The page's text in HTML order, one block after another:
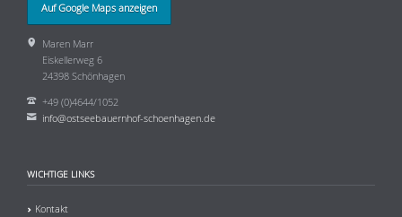
Auf Google Maps anzeigen
Maren Marr
Eiskellerweg 6
24398 Schönhagen
+49 (0)4644/1052
info@ostseebauernhof-schoenhagen.de
WICHTIGE LINKS
Kontakt